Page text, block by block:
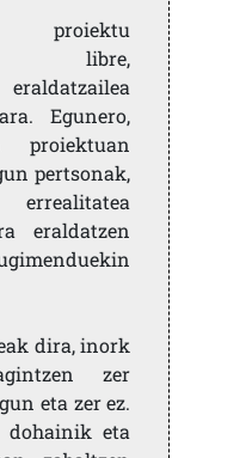
proiektu
libre,
Egunero,
proiektuan
pertsonak,
eraldatzen
dira, inork
zer
eta zer ez.
dohainik eta